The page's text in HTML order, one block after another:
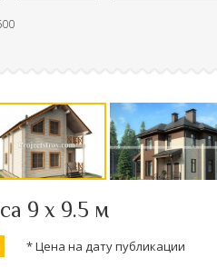
9 х 9.5 м
* Цена на дату публикации